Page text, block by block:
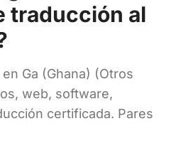
traducción al
Ga (Ghana) (Otros
web, software,
certificada. Pares